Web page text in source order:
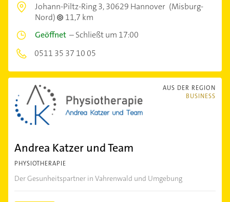
Johann-Piltz-Ring 3,30629 Hannover (Misburg-
Nord)
11,7 km
Geöffnet –Schließt um 17:00
0511 35 37 10 05
AUS DER REGION
BUSINESS
Andrea Katzer und Team
PHYSIOTHERAPIE
Der Gesunheitspartner in Vahrenwald und Umgebung